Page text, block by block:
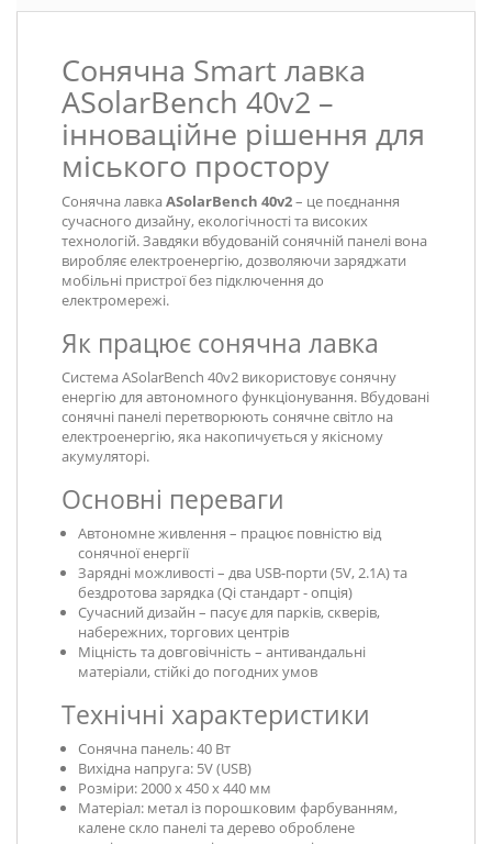
Сонячна Smart лавка
ASolarBench 40v2 –
інноваційне рішення для
міського простору
Сонячна лавкаASolarBench 40v2– це поєднання
сучасного дизайну, екологічності та високих
технологій. Завдяки вбудованій сонячній панелі вона
виробляє електроенергію, дозволяючи заряджати
мобільні пристрої без підключення до
електромережі.
Як працює сонячна лавка
Система ASolarBench 40v2 використовує сонячну
енергію для автономного функціонування. Вбудовані
сонячні панелі перетворюють сонячне світло на
електроенергію, яка накопичується у якісному
акумуляторі.
Основні переваги
Автономне живлення – працює повністю від
сонячної енергії
Зарядні можливості – два USB-порти (5V, 2.1A) та
бездротова зарядка (Qi стандарт - опція)
Сучасний дизайн – пасує для парків, скверів,
набережних, торгових центрів
Міцність та довговічність – антивандальні
матеріали, стійкі до погодних умов
Технічні характеристики
Сонячна панель: 40 Вт
Вихідна напруга: 5V (USB)
Розміри: 2000 х 450 х 440 мм
Матеріал: метал із порошковим фарбуванням,
калене скло панелі та дерево оброблене